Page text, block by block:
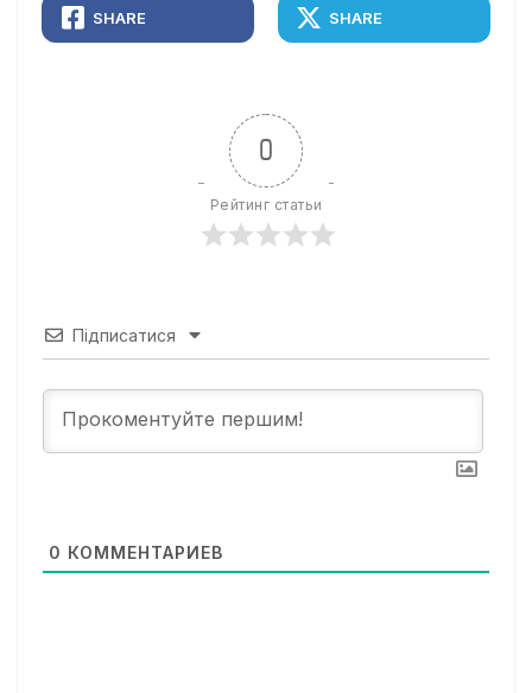
SHARE SHARE
0
Рейтинг статьи
Підписатися
0 КОММЕНТАРИЕВ